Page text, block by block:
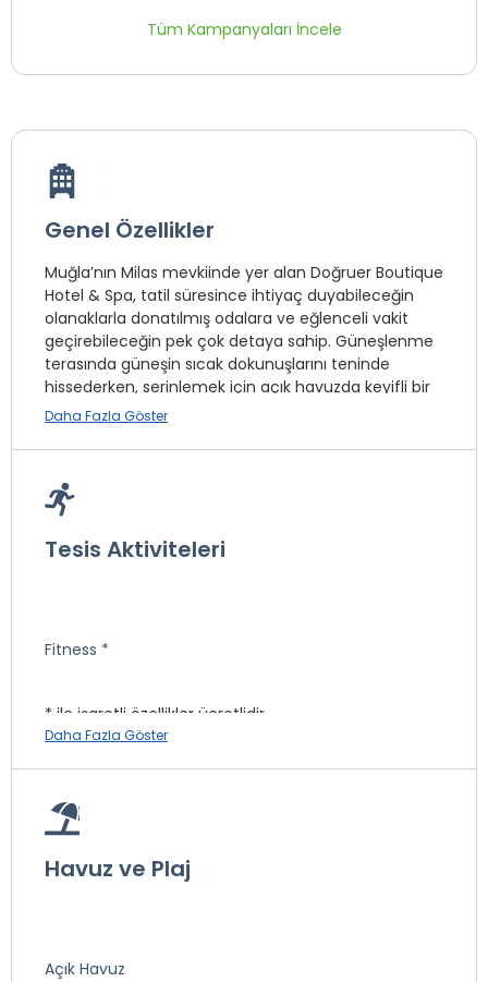
Tüm Kampanyaları İncele
Genel Özellikler
Muğla’nın Milas mevkiinde yer alan Doğruer Boutique
Hotel & Spa, tatil süresince ihtiyaç duyabileceğin
olanaklarla donatılmış odalara ve eğlenceli vakit
geçirebileceğin pek çok detaya sahip. Güneşlenme
terasında güneşin sıcak dokunuşlarını teninde
hissederken, serinlemek için açık havuzda keyifli bir
yüzme deneyimi yaşayabilirsin. Tesiste ayrıca
içinde dinlenebileceğin bir bahçe mevcut.
Otopark
Wi-fi
Daha Fazla Göster
Tesis Aktiviteleri
Fitness *
* ile işaretli özellikler ücretlidir.
Daha Fazla Göster
Havuz ve Plaj
Açık Havuz